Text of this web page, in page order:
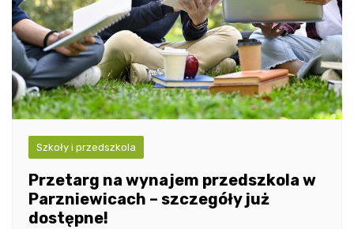
Szkoły i przedszkola
Przetarg na wynajem przedszkola w
Parzniewicach – szczegóły już
dostępne!